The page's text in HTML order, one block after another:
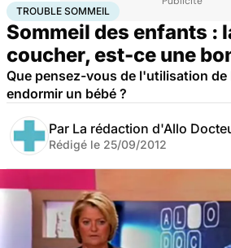
AccueilFamilleEnfant Trouble sommeil
TROUBLE SOMMEIL
Sommeil des enfants :
coucher, est-ce une
Que pensez-vous de l'utilisation
endormir un bébé ?
Par La rédaction d'Allo
Rédigé le 25/09/2012